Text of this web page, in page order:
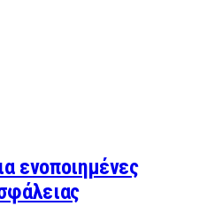
ενοποιημένες